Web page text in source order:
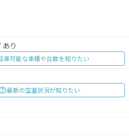
り
車可能な車種や台数を知りたい
最新の空室状況が知りたい